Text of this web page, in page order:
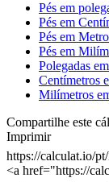
Pés em
Pés em
Pés em
Pés em
Polegadas
Centímetros
Milímetros
Compartilhe este
Imprimir
https://calculat.io/
<a href="https://